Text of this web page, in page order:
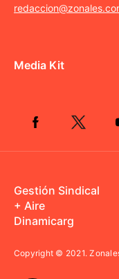
Media Kit
Gestión Sindical
+ Aire
Dinamicarg
Copyright © 2021.